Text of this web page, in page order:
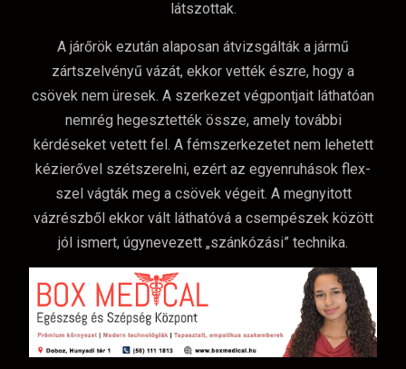
látszottak.
A járőrök ezután alaposan átvizsgálták a jármű
zártszelvényű vázát, ekkor vették észre, hogy a
csövek nem üresek. A szerkezet végpontjait láthatóan
nemrég hegesztették össze, amely további
kérdéseket vetett fel. A fémszerkezetet nem lehetett
kézierővel szétszerelni, ezért az egyenruhások flex-
szel vágták meg a csövek végeit. A megnyitott
vázrészből ekkor vált láthatóvá a csempészek között
jól ismert, úgynevezett „szánkózási” technika.